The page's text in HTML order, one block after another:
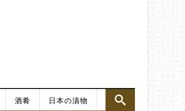
酒肴 日本の漬物